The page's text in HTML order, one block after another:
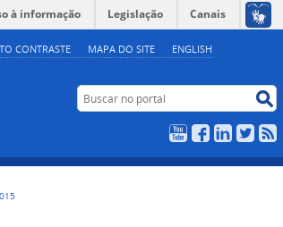
CONTRASTE MAPA DO SITE ENGLISH
à informação Legislação Canais
Buscar no portal
YouTubeFacebookLinkedIn
Twitter